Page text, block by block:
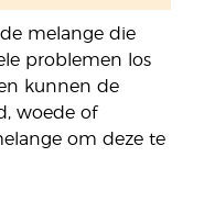
melange die
problemen los
kunnen de
woede of
om deze te